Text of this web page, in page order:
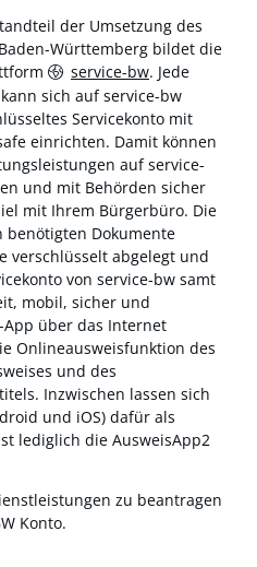
der Umsetzung des
Württemberg bildet die
service-bw. Jede
sich auf service-bw
Servicekonto mit
einrichten. Damit können
auf service-
und mit Behörden sicher
mit Ihrem Bürgerbüro. Die
Dokumente
verschlüsselt abgelegt und
von service-bw samt
mobil, sicher und
über das Internet
Onlineausweisfunktion des
und des
Inzwischen lassen sich
und iOS) dafür als
lediglich die AusweisApp2
zu beantragen
Konto.